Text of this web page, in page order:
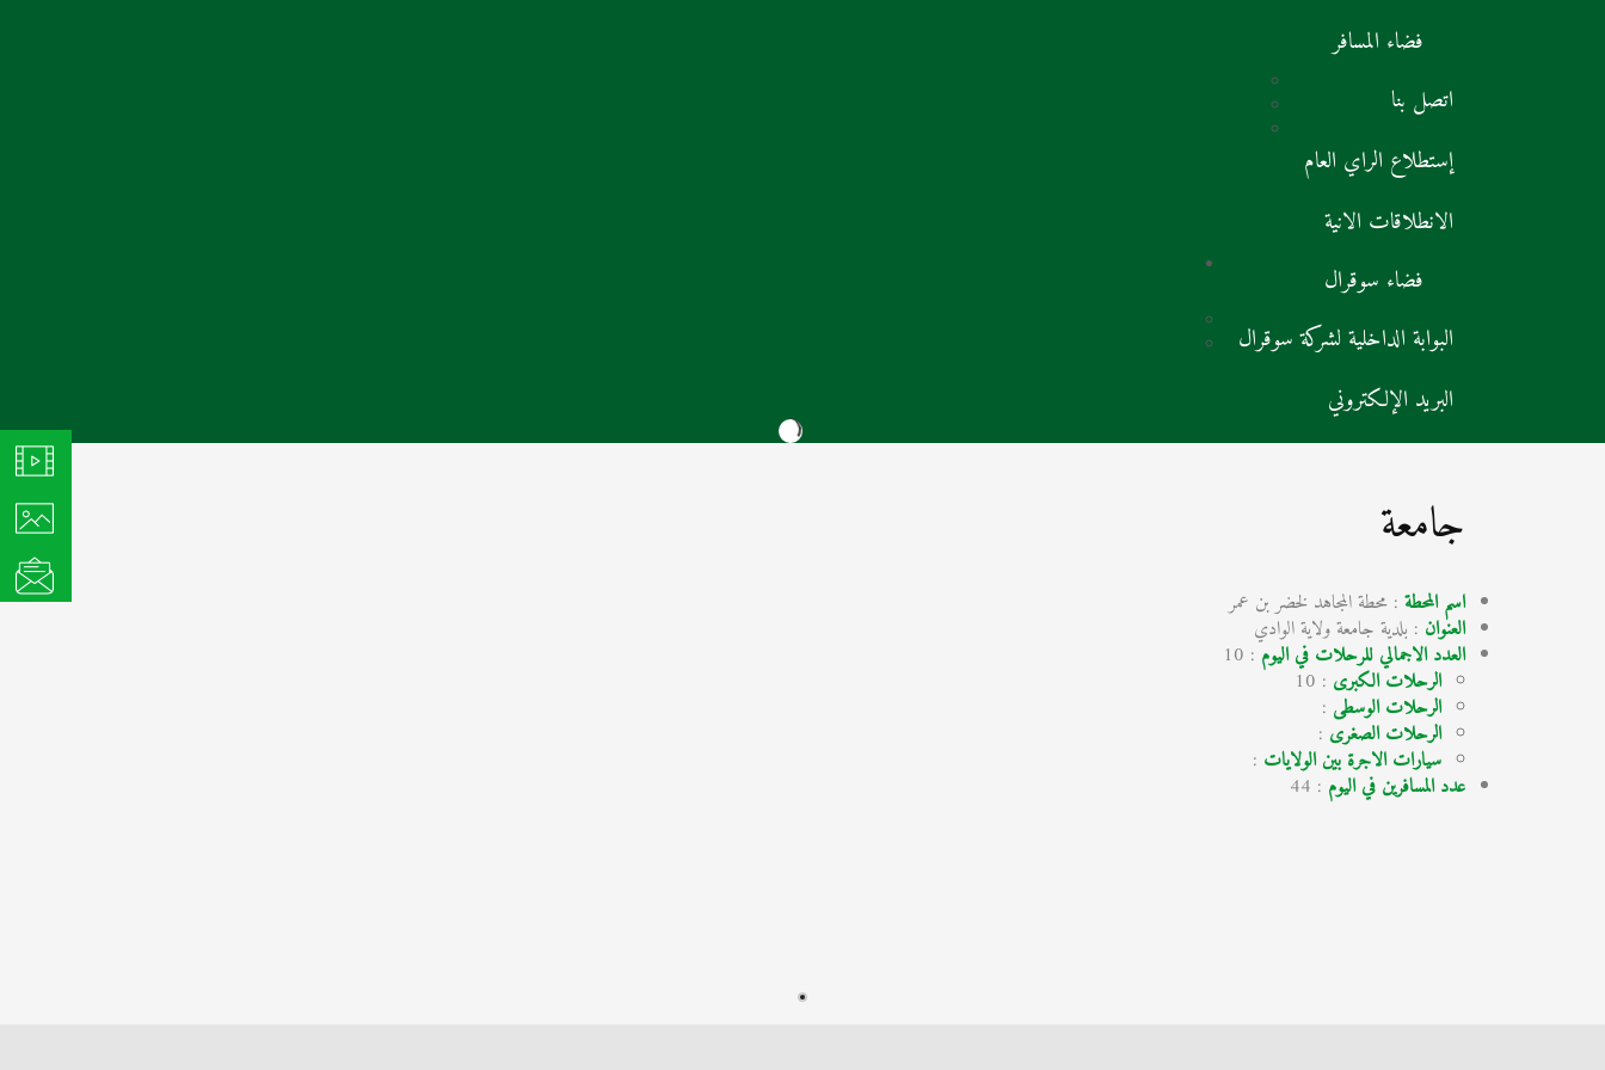
فضاء المسافر
اتصل بنا
إستطلاع الراي العام
الانطلاقات الانية
فضاء سوقرال
البوابة الداخلية لشركة سوقرال
البريد الإلكتروني
جامعة
اسم المحطة : محطة المجاهد لخضر بن عمر
العنوان : بلدية جامعة ولاية الوادي
العدد الاجمالي للرحلات في اليوم : 10
الرحلات الكبرى : 10
الرحلات الوسطى :
الرحلات الصغرى :
سيارات الاجرة بين الولايات :
عدد المسافرين في اليوم : 44